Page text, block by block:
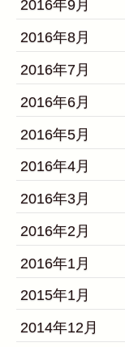
2016年9月
2016年8月
2016年7月
2016年6月
2016年5月
2016年4月
2016年3月
2016年2月
2016年1月
2015年1月
2014年12月